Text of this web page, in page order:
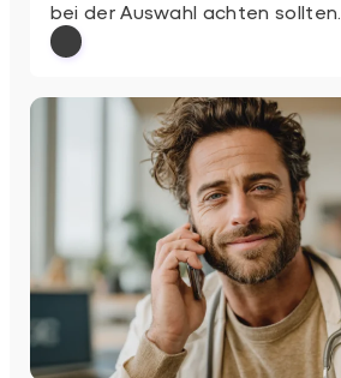
bei der Auswahl achten sollten.